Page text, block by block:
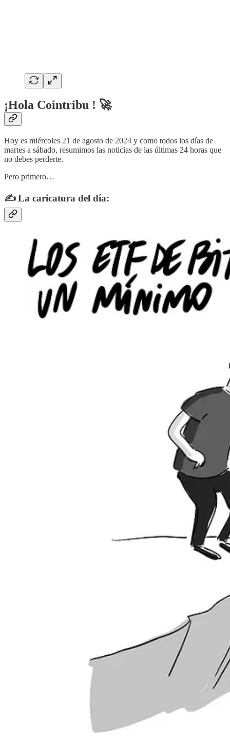
¡Hola Cointribu ! 🚀
Hoy es miércoles 21 de agosto de 2024 y como todos los días de
martes a sábado, resumimos las noticias de las últimas 24 horas que
no debes perderte.
Pero primero…
✍️ La caricatura del día: